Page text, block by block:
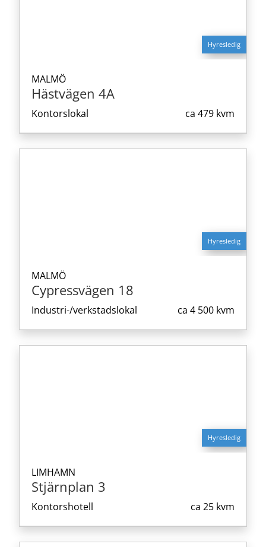
Hyresledig
MALMÖ
Hästvägen 4A
Kontorslokal ca 479 kvm
Hyresledig
MALMÖ
Cypressvägen 18
Industri-/verkstadslokal ca 4 500 kvm
Hyresledig
LIMHAMN
Stjärnplan 3
Kontorshotell ca 25 kvm